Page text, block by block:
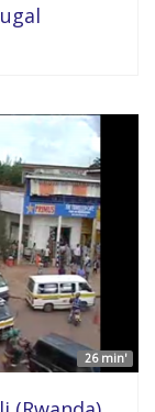
26 min'